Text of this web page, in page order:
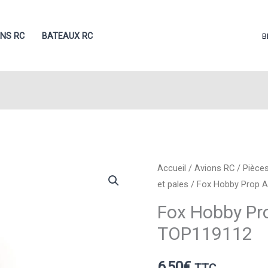
RC BATEAUX RC
Accueil /Avions RC /
et pales / Fox Hobby Prop
Fox Hobby
TOP119112